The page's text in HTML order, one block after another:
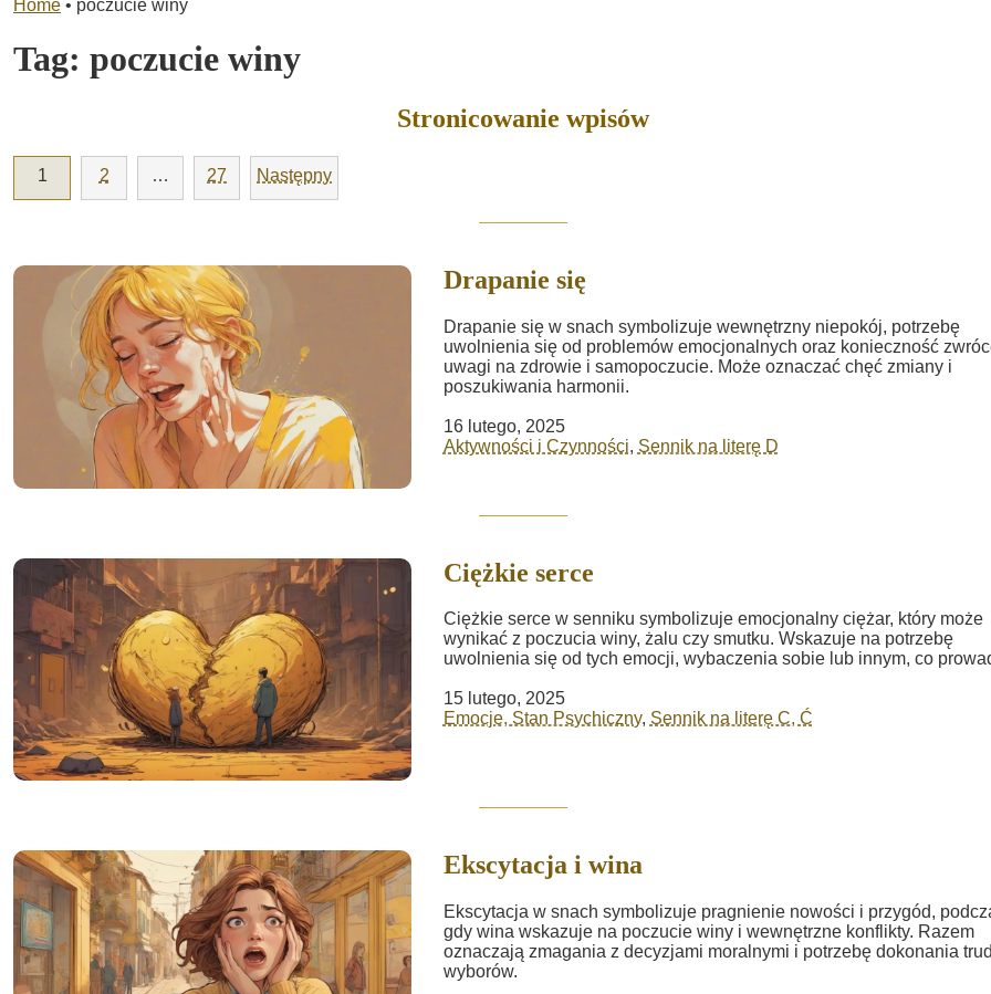
Home • poczucie winy
Tag: poczucie winy
Stronicowanie wpisów
1 2 … 27 Następny
Drapanie się
Drapanie się w snach symbolizuje wewnętrzny niepokój, potrzebę
uwolnienia się od problemów emocjonalnych oraz konieczność
uwagi na zdrowie i samopoczucie. Może oznaczać chęć zmiany i
poszukiwania harmonii.
16 lutego, 2025
Aktywności i Czynności, Sennik na literę D
Ciężkie serce
Ciężkie serce w senniku symbolizuje emocjonalny ciężar, który może
wynikać z poczucia winy, żalu czy smutku. Wskazuje na potrzebę
uwolnienia się od tych emocji, wybaczenia sobie lub innym, co
15 lutego, 2025
Emocje, Stan Psychiczny, Sennik na literę C, Ć
Ekscytacja i wina
Ekscytacja w snach symbolizuje pragnienie nowości i przygód,
gdy wina wskazuje na poczucie winy i wewnętrzne konflikty. Razem
oznaczają zmagania z decyzjami moralnymi i potrzebę dokonania
wyborów.